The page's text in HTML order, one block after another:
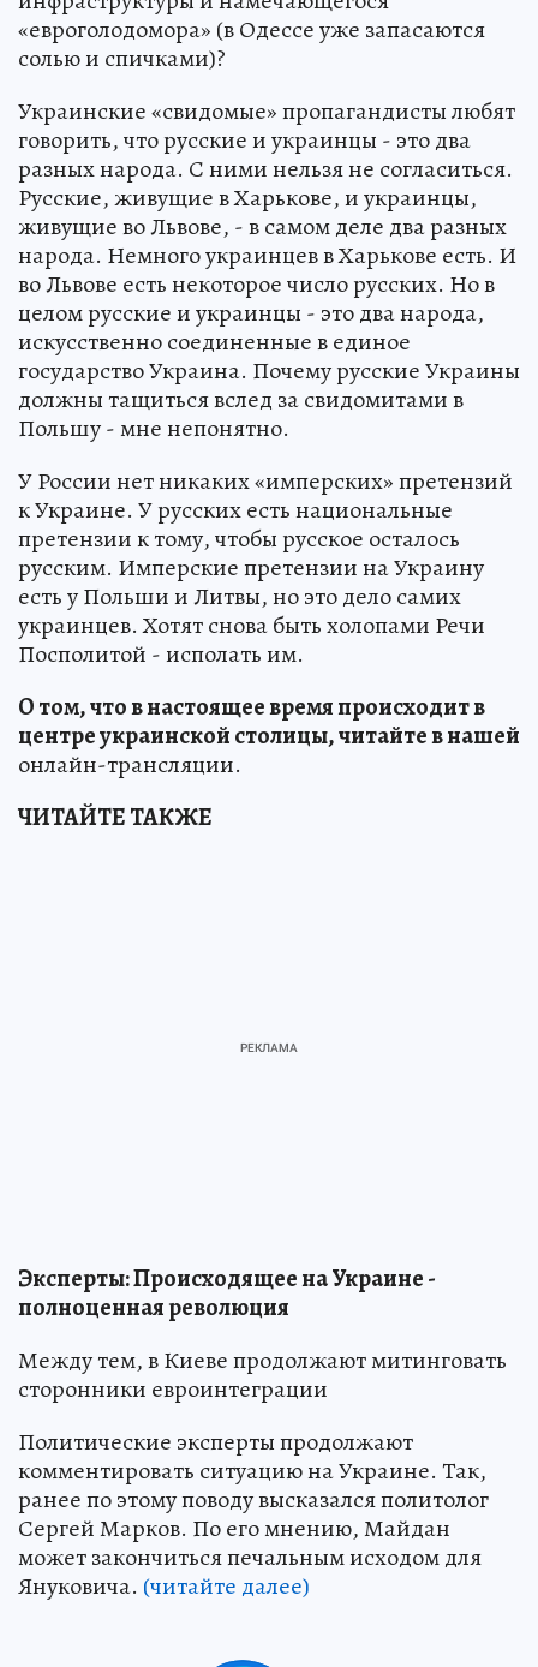
«евроголодомора» (в Одессе уже запасаются
солью и спичками)?
Украинские «свидомые» пропагандисты любят
говорить, что русские и украинцы - это два
разных народа. С ними нельзя не согласиться.
Русские, живущие в Харькове, и украинцы,
живущие во Львове, - в самом деле два разных
народа. Немного украинцев в Харькове есть. И
во Львове есть некоторое число русских. Но в
целом русские и украинцы - это два народа,
искусственно соединенные в единое
государство Украина. Почему русские Украины
должны тащиться вслед за свидомитами в
Польшу - мне непонятно.
У России нет никаких «имперских» претензий
к Украине. У русских есть национальные
претензии к тому, чтобы русское осталось
русским. Имперские претензии на Украину
есть у Польши и Литвы, но это дело самих
украинцев. Хотят снова быть холопами Речи
Посполитой - исполать им.
О том, что в настоящее время происходит в
центре украинской столицы, читайте в нашей
онлайн-трансляции.
ЧИТАЙТЕ ТАКЖЕ
Эксперты: Происходящее на Украине -
полноценная революция
Между тем, в Киеве продолжают митинговать
сторонники евроинтеграции
Политические эксперты продолжают
комментировать ситуацию на Украине. Так,
ранее по этому поводу высказался политолог
Сергей Марков. По его мнению, Майдан
может закончиться печальным исходом для
Януковича. (читайте далее)